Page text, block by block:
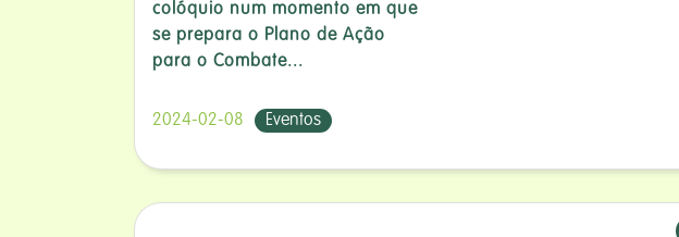
colóquio num momento em que
se prepara o Plano de Ação
para o Combate...
2024-02-08 Eventos